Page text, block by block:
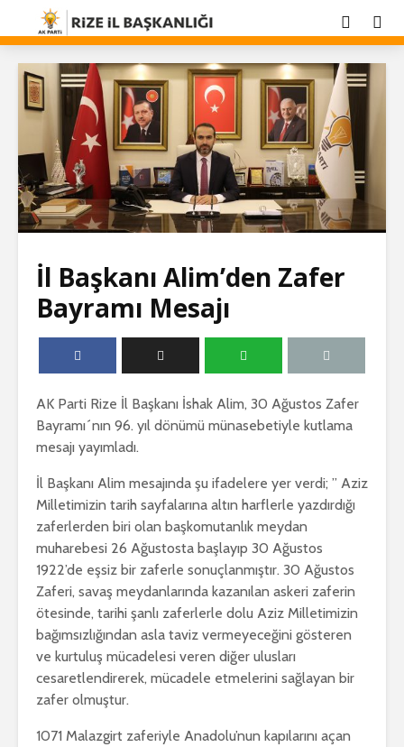
İl Başkanı Alim’den Zafer
Bayramı Mesajı
AK Parti Rize İl Başkanı İshak Alim, 30 Ağustos Zafer
Bayramı´nın 96. yıl dönümü münasebetiyle kutlama
mesajı yayımladı.
İl Başkanı Alim mesajında şu ifadelere yer verdi; ” Aziz
Milletimizin tarih sayfalarına altın harflerle yazdırdığı
zaferlerden biri olan başkomutanlık meydan
muharebesi 26 Ağustosta başlayıp 30 Ağustos
1922’de eşsiz bir zaferle sonuçlanmıştır. 30 Ağustos
Zaferi, savaş meydanlarında kazanılan askeri zaferin
ötesinde, tarihi şanlı zaferlerle dolu Aziz Milletimizin
bağımsızlığından asla taviz vermeyeceğini gösteren
ve kurtuluş mücadelesi veren diğer ulusları
cesaretlendirerek, mücadele etmelerini sağlayan bir
zafer olmuştur.
1071 Malazgirt zaferiyle Anadolu’nun kapılarını açan